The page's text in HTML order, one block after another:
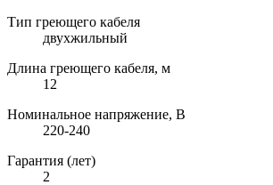
Тип греющего кабеля
двухжильный
Длина греющего кабеля, м
12
Номинальное напряжение, В
220-240
Гарантия (лет)
2